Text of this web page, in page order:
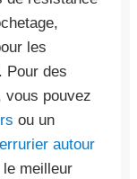
les
Pour des
vous pouvez
ou un
autour
le meilleur